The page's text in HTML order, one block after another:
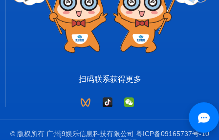
扫码联系获得更多
© 版权所有 广州j9娱乐信息科技有限公司 粤ICP备09165737号-10